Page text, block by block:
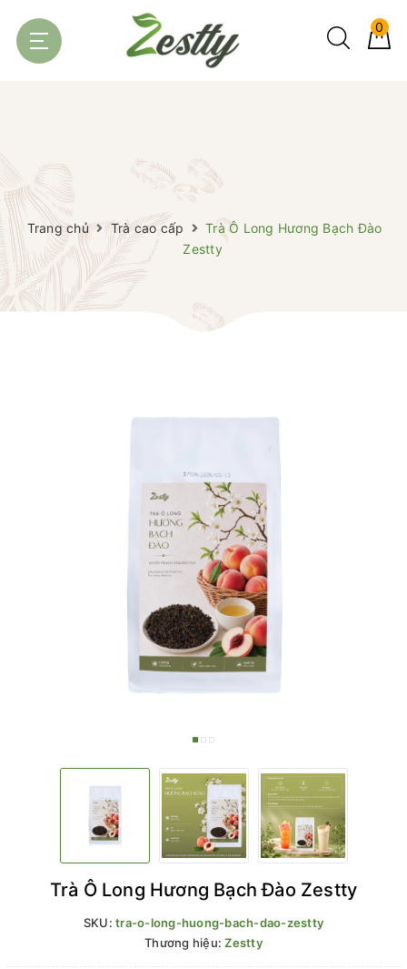
0
Trang chủ Trà cao cấp
Trà Ô Long Hương Bạch Đào
Zestty
Trà Ô Long Hương Bạch Đào Zestty
SKU:tra-o-long-huong-bach-dao-zestty
Thương hiệu:Zestty